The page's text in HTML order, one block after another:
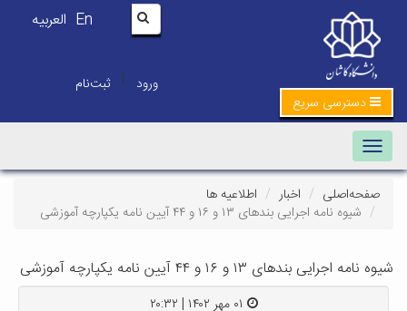
En العربیه
ورود | ثبت‌نام
دسترسی سریع
Toggle navigation
صفحه‌اصلی اخبار
اطلاعیه ها
شیوه نامه اجرایی بندهای ۱۳ و ۱۶ و ۴۴ آیین نامه یکپارچه آموزشی
شیوه نامه اجرایی بندهای ۱۳ و ۱۶ و ۴۴ آیین نامه یکپارچه آموزشی